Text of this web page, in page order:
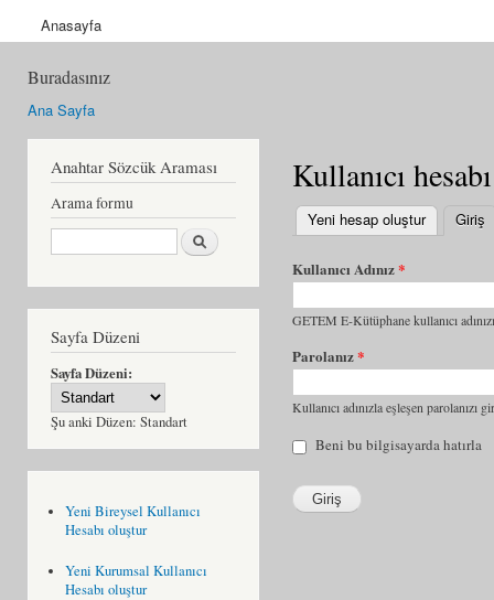
Anasayfa
Buradasınız
Ana Sayfa
Anahtar Sözcük Araması
Arama formu
Ara
Sayfa Düzeni
Sayfa Düzeni:
Şu anki Düzen: Standart
Yeni Bireysel Kullanıcı
Hesabı oluştur
Yeni Kurumsal Kullanıcı
Hesabı oluştur
Kullanıcı hesabı
Yeni hesap oluştur Giriş
Kullanıcı Adınız*
GETEM E-Kütüphane kullanıcı
Parolanız*
Kullanıcı adınızla eşleşen parolanızı
Beni bu bilgisayarda hatırla